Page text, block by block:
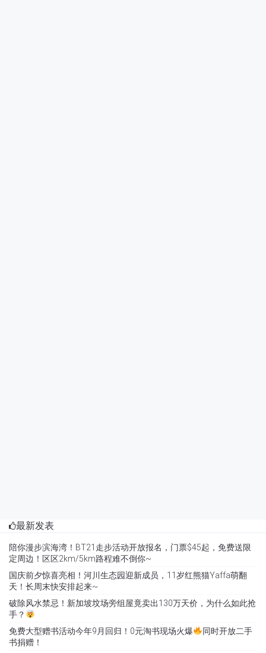
最新发表
陪你漫步滨海湾！BT21走步活动开放报名，门票$45起，免费送限
定周边！区区2km/5km路程难不倒你~
国庆前夕惊喜亮相！河川生态园迎新成员，11岁红熊猫Yaffa萌翻
天！长周末快安排起来~
破除风水禁忌！新加坡坟场旁组屋竟卖出130万天价，为什么如此抢
手？
免费大型赠书活动今年9月回归！0元淘书现场火爆
同时开放二手
书捐赠！